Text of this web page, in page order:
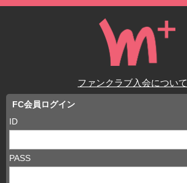
ファンクラブ入会について
FC会員ログイン
ID
PASS